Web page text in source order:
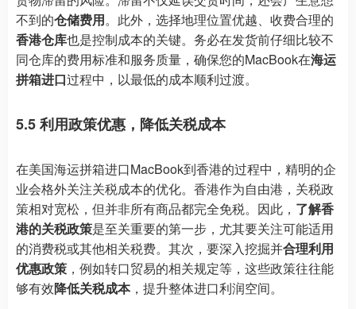
不到的仓储费用。此外，选择地理位置优越、收费合理的
香港仓库也是控制成本的关键。务必在发货前仔细比较不
同仓库的费用标准和服务质量，确保您的MacBook在海运
拼箱进口过程中，以最低的成本顺利过渡。
5.5 利用政策优惠，降低关税成本
在美国海运拼箱进口MacBook到香港的过程中，精明的企
业会格外关注关税成本的优化。香港作为自由港，关税政
策相对宽松，但并非所有商品都完全免税。因此， 了解香
港的关税政策是至关重要的第一步，尤其要关注可能适用
的消费税或其他相关税费。其次，要深入挖掘并合理利用
优惠政策 ，例如转口贸易的相关规定等，这些政策往往能
够有效降低关税成本，提升整体进口利润空间。